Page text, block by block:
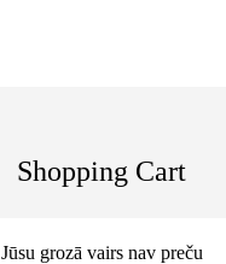
Shopping Cart
Jūsu grozā vairs nav preču